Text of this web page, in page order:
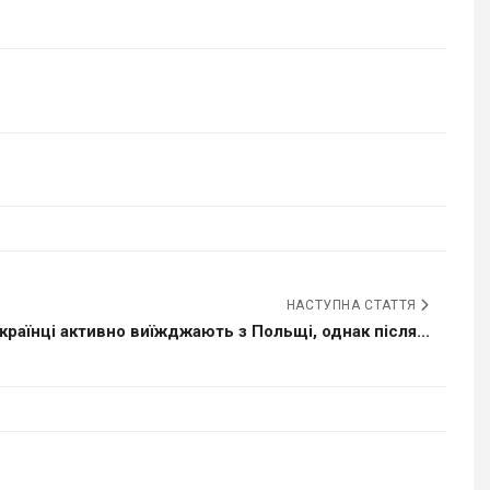
НАСТУПНА СТАТТЯ
активно виїжджають з Польщі, однак після...